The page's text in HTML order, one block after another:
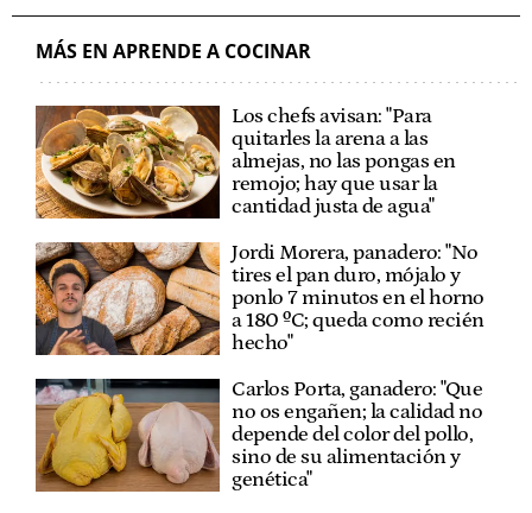
MÁS EN APRENDE A COCINAR
Los chefs avisan: "Para
quitarles la arena a las
almejas, no las pongas en
remojo; hay que usar la
cantidad justa de agua"
Jordi Morera, panadero: "No
tires el pan duro, mójalo y
ponlo 7 minutos en el horno
a 180 ºC; queda como recién
hecho"
Carlos Porta, ganadero: "Que
no os engañen; la calidad no
depende del color del pollo,
sino de su alimentación y
genética"